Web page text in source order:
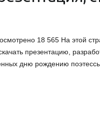
18 565 На этой
презентацию,
дню рождению